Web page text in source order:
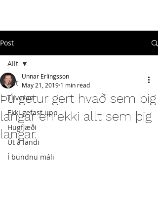
Post
Allt
Tilveran
Ekki gefast upp
Hugflæði
Út á landi
Í bundnu máli
Allt
Þú getur gert hvað sem þig
langar en ekki allt sem þig
langar.
Unnar Erlingsson
May 21, 2019 1 min read